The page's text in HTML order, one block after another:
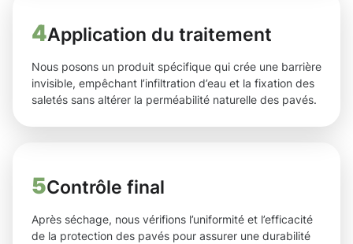
4Application du traitement
Nous posons un produit spécifique qui crée une barrière
invisible, empêchant l’infiltration d’eau et la fixation des
saletés sans altérer la perméabilité naturelle des pavés.
5Contrôle final
Après séchage, nous vérifions l’uniformité et l’efficacité
de la protection des pavés pour assurer une durabilité